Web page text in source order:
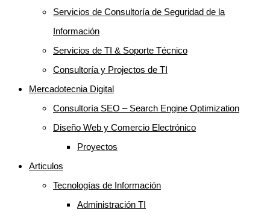
Servicios de Consultoría de Seguridad de la
Información
Servicios de TI & Soporte Técnico
Consultoría y Projectos de TI
Mercadotecnia Digital
Consultoría SEO – Search Engine Optimization
Diseño Web y Comercio Electrónico
Proyectos
Articulos
Tecnologías de Información
Administración TI